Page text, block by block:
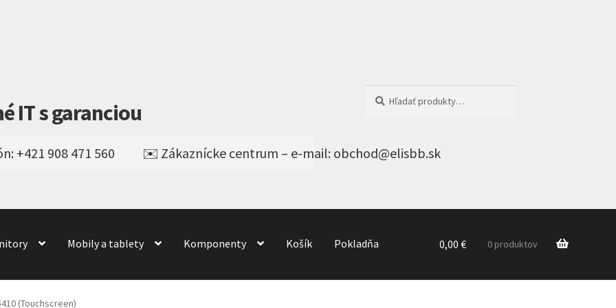
IT s garanciou
Mobily a tablety Komponenty Košík
Pokladňa
podmienky
0,00 € 0 produktov
(Touchscreen)